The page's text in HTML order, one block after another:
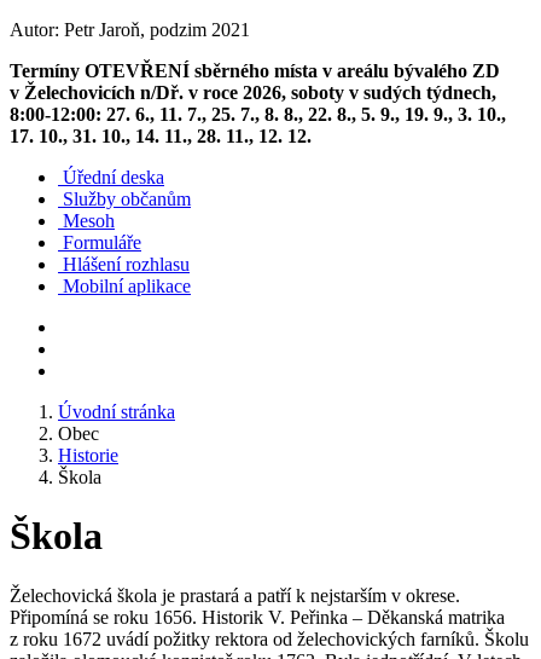
Autor: Petr Jaroň, podzim 2021
Termíny OTEVŘENÍ sběrného místa v areálu bývalého ZD
v Želechovicích n/Dř. v roce 2026, soboty v sudých týdnech,
8:00-12:00: 27. 6., 11. 7., 25. 7., 8. 8., 22. 8., 5. 9., 19. 9., 3. 10.,
17. 10., 31. 10., 14. 11., 28. 11., 12. 12.
Úřední deska
Služby občanům
Mesoh
Formuláře
Hlášení rozhlasu
Mobilní aplikace
Úvodní stránka
Obec
Historie
Škola
Škola
Želechovická škola je prastará a patří k nejstarším v okrese.
Připomíná se roku 1656. Historik V. Peřinka – Děkanská matrika
z roku 1672 uvádí požitky rektora od želechovických farníků. Školu